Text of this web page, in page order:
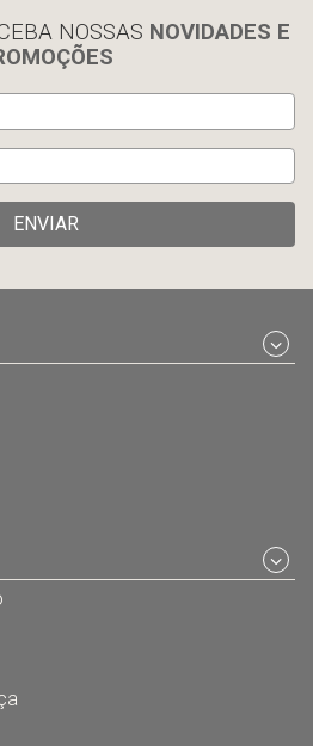
Fechar [×]
NOSSAS NOVIDADES E
ENVIAR